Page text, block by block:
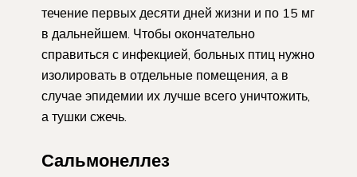
течение первых десяти дней жизни и по 15 мг
в дальнейшем. Чтобы окончательно
справиться с инфекцией, больных птиц нужно
изолировать в отдельные помещения, а в
случае эпидемии их лучше всего уничтожить,
а тушки сжечь.
Сальмонеллез